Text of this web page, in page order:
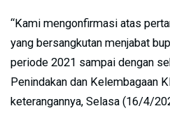
“Kami mengonfirmasi atas
yang bersangkutan menjabat
periode 2021 sampai dengan
Penindakan dan Kelembagaan
keterangannya, Selasa (16/4/